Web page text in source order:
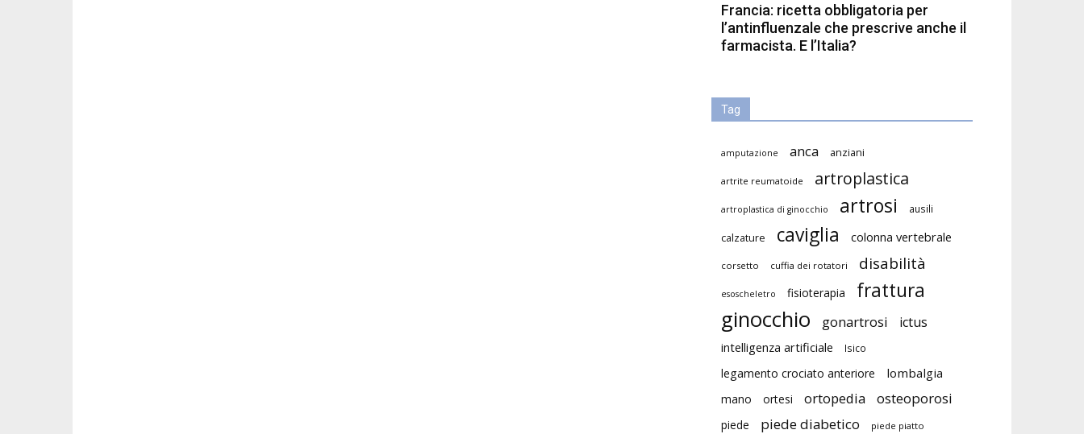
Francia: ricetta obbligatoria per
l’antinfluenzale che prescrive anche il
farmacista. E l’Italia?
Tag
amputazione anca anziani
artrite reumatoide artroplastica
artroplastica di ginocchio artrosi ausili
calzature caviglia colonna vertebrale
corsetto cuffia dei rotatori disabilità
esoscheletro fisioterapia frattura
ginocchio gonartrosi ictus
intelligenza artificiale Isico
legamento crociato anteriore lombalgia
mano ortesi ortopedia osteoporosi
piede piede diabetico piede piatto